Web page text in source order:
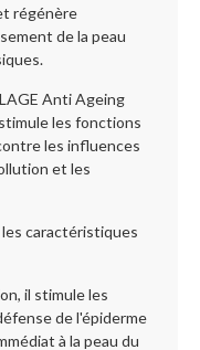
régénère
de la peau
Anti Ageing
les fonctions
les influences
et les
caractéristiques
il stimule les
de l'épiderme
à la peau du